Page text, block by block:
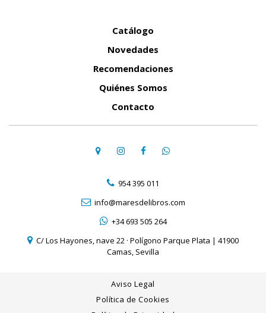
Catálogo
Novedades
Recomendaciones
Quiénes Somos
Contacto
954 395 011
info@maresdelibros.com
+34 693 505 264
C/ Los Hayones, nave 22 · Polígono Parque Plata | 41900
Camas, Sevilla
Aviso Legal
Política de Cookies